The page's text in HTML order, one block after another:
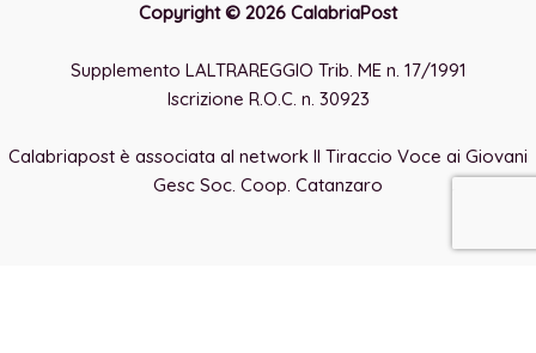
Copyright © 2026 CalabriaPost
Supplemento LALTRAREGGIO Trib. ME n. 17/1991
Iscrizione R.O.C. n. 30923
Calabriapost è associata al network Il Tiraccio Voce ai Giovani
Gesc Soc. Coop. Catanzaro